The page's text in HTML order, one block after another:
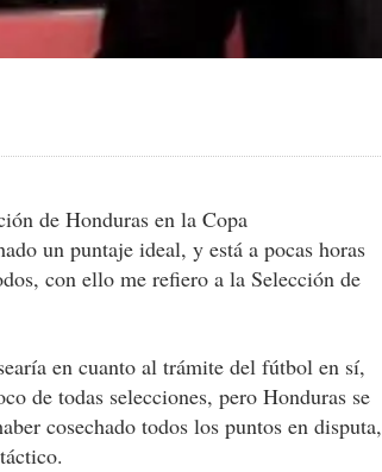
de Honduras en la Copa
un puntaje ideal, y está a pocas horas
con ello me refiero a la Selección de
en cuanto al trámite del fútbol en sí,
de todas selecciones, pero Honduras se
cosechado todos los puntos en disputa,